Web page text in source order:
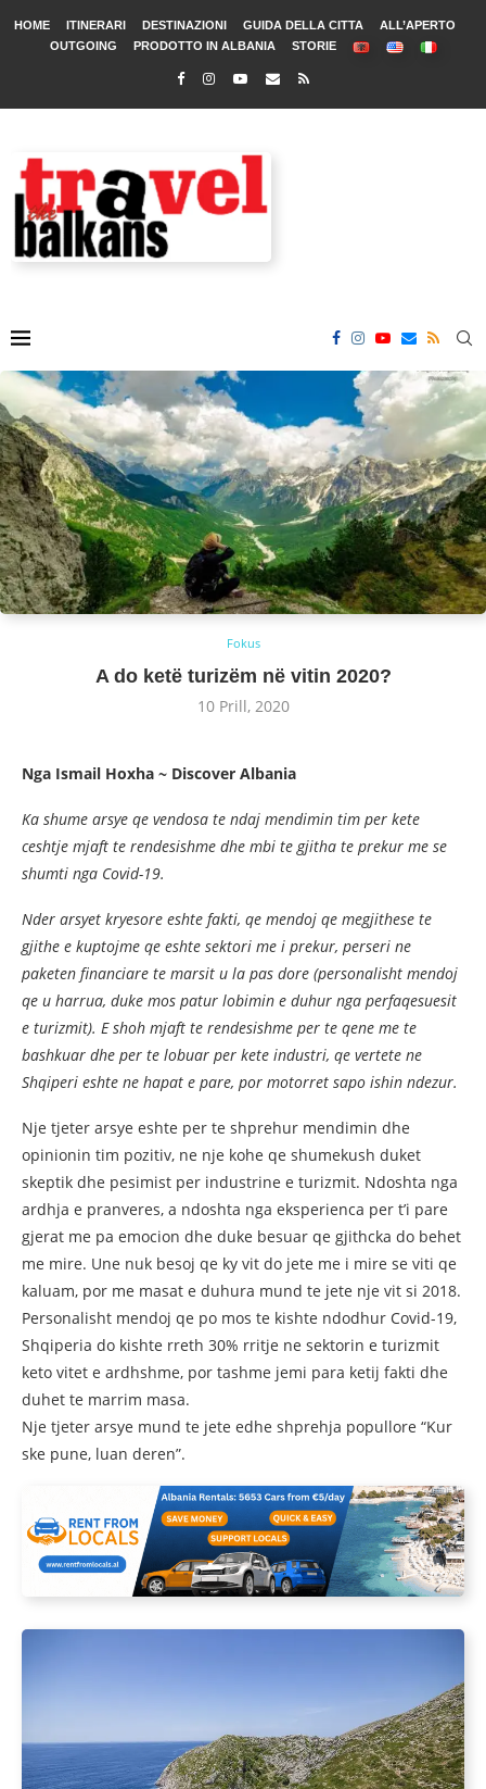
HOME ITINERARI DESTINAZIONI GUIDA DELLA CITTA
ALL’APERTO
OUTGOING
PRODOTTO IN ALBANIA STORIE
Fokus
A do ketë turizëm në vitin 2020?
10 Prill, 2020
Nga Ismail Hoxha ~ Discover Albania
Ka shume arsye qe vendosa te ndaj mendimin tim per kete
ceshtje mjaft te rendesishme dhe mbi te gjitha te prekur me se
shumti nga Covid-19.
Nder arsyet kryesore eshte fakti, qe mendoj qe megjithese te
gjithe e kuptojme qe eshte sektori me i prekur, perseri ne
paketen financiare te marsit u la pas dore (personalisht mendoj
qe u harrua, duke mos patur lobimin e duhur nga perfaqesuesit
e turizmit). E shoh mjaft te rendesishme per te qene me te
bashkuar dhe per te lobuar per kete industri, qe vertete ne
Shqiperi eshte ne hapat e pare, por motorret sapo ishin ndezur.
Nje tjeter arsye eshte per te shprehur mendimin dhe
opinionin tim pozitiv, ne nje kohe qe shumekush duket
skeptik dhe pesimist per industrine e turizmit. Ndoshta nga
ardhja e pranveres, a ndoshta nga eksperienca per t’i pare
gjerat me pa emocion dhe duke besuar qe gjithcka do behet
me mire. Une nuk besoj qe ky vit do jete me i mire se viti qe
kaluam, por me masat e duhura mund te jete nje vit si 2018.
Personalisht mendoj qe po mos te kishte ndodhur Covid-19,
Shqiperia do kishte rreth 30% rritje ne sektorin e turizmit
keto vitet e ardhshme, por tashme jemi para ketij fakti dhe
duhet te marrim masa.
Nje tjeter arsye mund te jete edhe shprehja popullore “Kur
ske pune, luan deren”.